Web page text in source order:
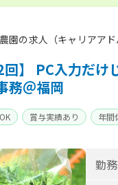
園の求人（キャリアアド
回】 PC入力だ
務＠福岡
賞与実績あり 年間
勤